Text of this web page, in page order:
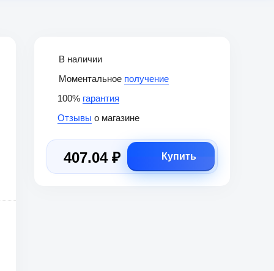
В наличии
Моментальное получение
100% гарантия
Отзывы о магазине
407.04 ₽ Купить